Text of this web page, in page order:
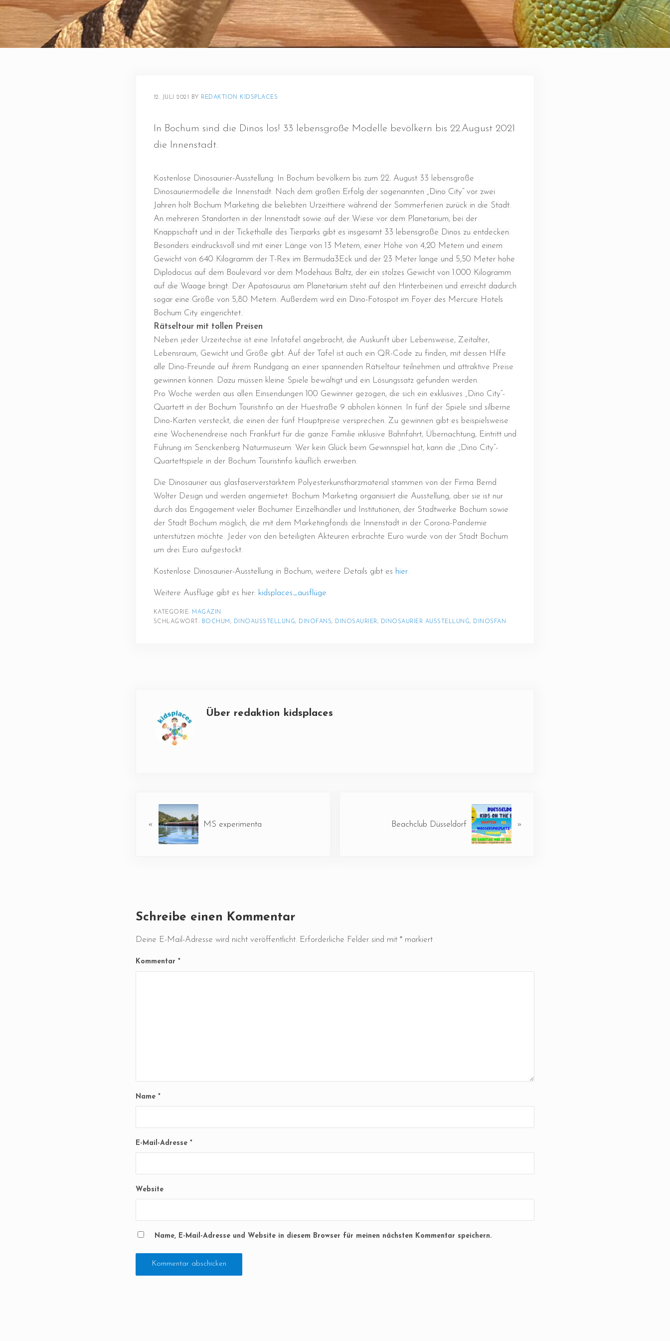
12. JULI 2021 BY REDAKTION KIDSPLACES
In Bochum sind die Dinos los! 33 lebensgroße Modelle bevölkern bis 22.August 2021
die Innenstadt.
Kostenlose Dinosaurier-Ausstellung: In Bochum bevölkern bis zum 22. August 33 lebensgroße
Dinosauriermodelle die Innenstadt. Nach dem großen Erfolg der sogenannten „Dino City“ vor zwei
Jahren holt Bochum Marketing die beliebten Urzeittiere während der Sommerferien zurück in die Stadt.
An mehreren Standorten in der Innenstadt sowie auf der Wiese vor dem Planetarium, bei der
Knappschaft und in der Tickethalle des Tierparks gibt es insgesamt 33 lebensgroße Dinos zu entdecken.
Besonders eindrucksvoll sind mit einer Länge von 13 Metern, einer Höhe von 4,20 Metern und einem
Gewicht von 640 Kilogramm der T-Rex im Bermuda3Eck und der 23 Meter lange und 5,50 Meter hohe
Diplodocus auf dem Boulevard vor dem Modehaus Baltz, der ein stolzes Gewicht von 1.000 Kilogramm
auf die Waage bringt. Der Apatosaurus am Planetarium steht auf den Hinterbeinen und erreicht dadurch
sogar eine Größe von 5,80 Metern. Außerdem wird ein Dino-Fotospot im Foyer des Mercure Hotels
Bochum City eingerichtet.
Rätseltour mit tollen Preisen
Neben jeder Urzeitechse ist eine Infotafel angebracht, die Auskunft über Lebensweise, Zeitalter,
Lebensraum, Gewicht und Größe gibt. Auf der Tafel ist auch ein QR-Code zu finden, mit dessen Hilfe
alle Dino-Freunde auf ihrem Rundgang an einer spannenden Rätseltour teilnehmen und attraktive Preise
gewinnen können. Dazu müssen kleine Spiele bewältigt und ein Lösungssatz gefunden werden.
Pro Woche werden aus allen Einsendungen 100 Gewinner gezogen, die sich ein exklusives „Dino City“-
Quartett in der Bochum Touristinfo an der Huestraße 9 abholen können. In fünf der Spiele sind silberne
Dino-Karten versteckt, die einen der fünf Hauptpreise versprechen. Zu gewinnen gibt es beispielsweise
eine Wochenendreise nach Frankfurt für die ganze Familie inklusive Bahnfahrt, Übernachtung, Eintritt und
Führung im Senckenberg Naturmuseum. Wer kein Glück beim Gewinnspiel hat, kann die „Dino City“-
Quartettspiele in der Bochum Touristinfo käuflich erwerben.
Die Dinosaurier aus glasfaserverstärktem Polyesterkunstharzmaterial stammen von der Firma Bernd
Wolter Design und werden angemietet. Bochum Marketing organisiert die Ausstellung, aber sie ist nur
durch das Engagement vieler Bochumer Einzelhändler und Institutionen, der Stadtwerke Bochum sowie
der Stadt Bochum möglich, die mit dem Marketingfonds die Innenstadt in der Corona-Pandemie
unterstützen möchte. Jeder von den beteiligten Akteuren erbrachte Euro wurde von der Stadt Bochum
um drei Euro aufgestockt.
Kostenlose Dinosaurier-Ausstellung in Bochum, weitere Details gibt es hier.
Weitere Ausflüge gibt es hier: kidsplaces_ausflüge
KATEGORIE: MAGAZIN
SCHLAGWORT: BOCHUM, DINOAUSSTELLUNG, DINOFANS, DINOSAURIER, DINOSAURIER AUSSTELLUNG, DINOSFAN
Über redaktion kidsplaces
« MS experimenta Beachclub Düsseldorf »
Schreibe einen Kommentar
Deine E-Mail-Adresse wird nicht veröffentlicht. Erforderliche Felder sind mit * markiert
Kommentar *
Name *
E-Mail-Adresse *
Website
Name, E-Mail-Adresse und Website in diesem Browser für meinen nächsten Kommentar speichern.